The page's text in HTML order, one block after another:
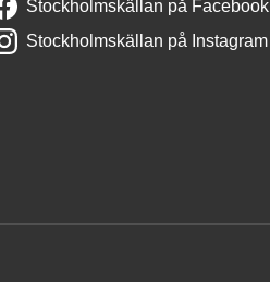
Stockholmskällan på Facebook
Stockholmskällan på Instagram